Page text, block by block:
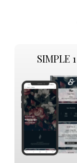
SIMPLE 1